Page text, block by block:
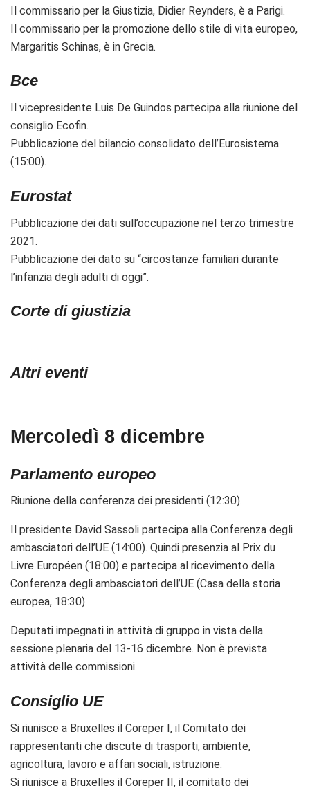
Il commissario per la Giustizia, Didier Reynders, è a Parigi.
Il commissario per la promozione dello stile di vita europeo,
Margaritis Schinas, è in Grecia.
Bce
Il vicepresidente Luis De Guindos partecipa alla riunione del
consiglio Ecofin.
Pubblicazione del bilancio consolidato dell’Eurosistema
(15:00).
Eurostat
Pubblicazione dei dati sull’occupazione nel terzo trimestre
2021.
Pubblicazione dei dato su “circostanze familiari durante
l’infanzia degli adulti di oggi”.
Corte di giustizia
Altri eventi
Mercoledì 8 dicembre
Parlamento europeo
Riunione della conferenza dei presidenti (12:30).
Il presidente David Sassoli partecipa alla Conferenza degli
ambasciatori dell’UE (14:00). Quindi presenzia al Prix du
Livre Européen (18:00) e partecipa al ricevimento della
Conferenza degli ambasciatori dell’UE (Casa della storia
europea, 18:30).
Deputati impegnati in attività di gruppo in vista della
sessione plenaria del 13-16 dicembre. Non è prevista
attività delle commissioni.
Consiglio UE
Si riunisce a Bruxelles il Coreper I, il Comitato dei
rappresentanti che discute di trasporti, ambiente,
agricoltura, lavoro e affari sociali, istruzione.
Si riunisce a Bruxelles il Coreper II, il comitato dei